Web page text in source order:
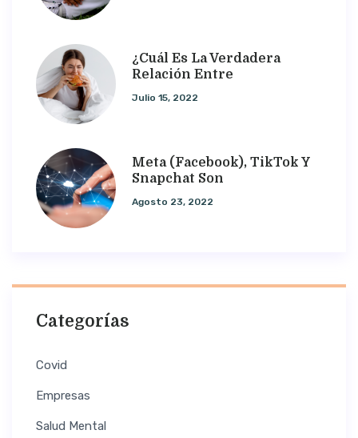
¿Cuál Es La Verdadera
Relación Entre
Julio 15, 2022
Meta (Facebook), TikTok Y
Snapchat Son
Agosto 23, 2022
Categorías
Covid
Empresas
Salud Mental